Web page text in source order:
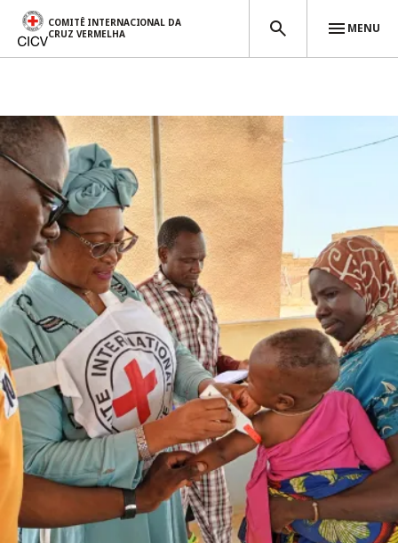
Passar para o conteúdo principal
COMITÊ INTERNACIONAL DA
CRUZ VERMELHA
MENU